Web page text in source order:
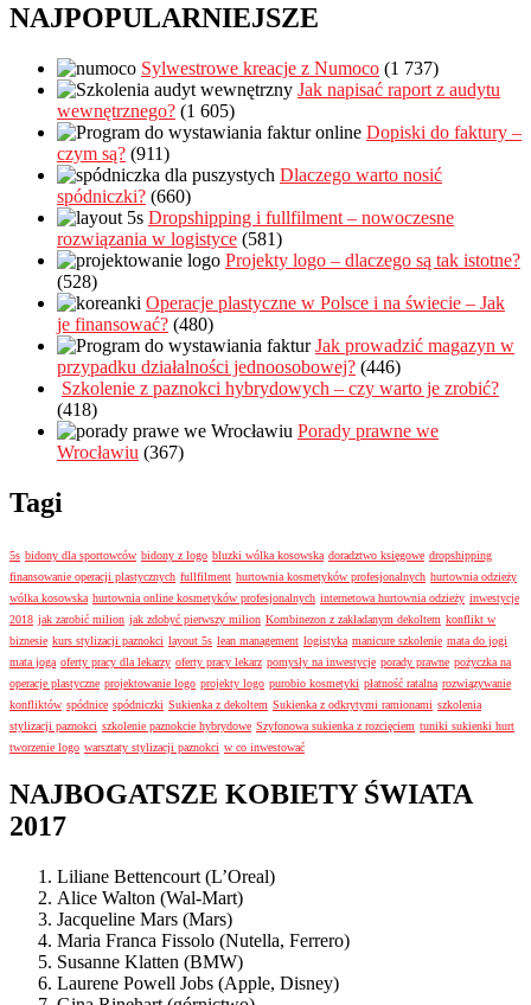
NAJPOPULARNIEJSZE
Sylwestrowe kreacje z Numoco (1 737)
Jak napisać raport z audytu
wewnętrznego? (1 605)
Dopiski do faktury –
czym są? (911)
Dlaczego warto nosić
spódniczki? (660)
Dropshipping i fullfilment – nowoczesne
rozwiązania w logistyce (581)
Projekty logo – dlaczego są tak istotne?
(528)
Operacje plastyczne w Polsce i na świecie – Jak
je finansować? (480)
Jak prowadzić magazyn w
przypadku działalności jednoosobowej? (446)
Szkolenie z paznokci hybrydowych – czy warto je zrobić?
(418)
Porady prawne we
Wrocławiu (367)
Tagi
5s bidony dla sportowców bidony z logo bluzki wólka kosowska doradztwo księgowe dropshipping
finansowanie operacji plastycznych fullfilment hurtownia kosmetyków profesjonalnych hurtownia odzieży
wólka kosowska hurtownia online kosmetyków profesjonalnych internetowa hurtownia odzieży inwestycje
2018 jak zarobić milion jak zdobyć pierwszy milion Kombinezon z zakładanym dekoltem konflikt w
biznesie kurs stylizacji paznokci layout 5s lean management logistyka manicure szkolenie mata do jogi
mata joga oferty pracy dla lekarzy oferty pracy lekarz pomysły na inwestycje porady prawne pożyczka na
operacje plastyczne projektowanie logo projekty logo purobio kosmetyki płatność ratalna rozwiązywanie
konfliktów spódnice spódniczki Sukienka z dekoltem Sukienka z odkrytymi ramionami szkolenia
stylizacji paznokci szkolenie paznokcie hybrydowe Szyfonowa sukienka z rozcięciem tuniki sukienki hurt
tworzenie logo warsztaty stylizacji paznokci w co inwestować
NAJBOGATSZE KOBIETY ŚWIATA
2017
Liliane Bettencourt (L’Oreal)
Alice Walton (Wal-Mart)
Jacqueline Mars (Mars)
Maria Franca Fissolo (Nutella, Ferrero)
Susanne Klatten (BMW)
Laurene Powell Jobs (Apple, Disney)